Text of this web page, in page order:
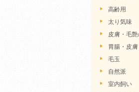
高齢用
太り気味
皮膚・毛
胃腸・皮膚
毛玉
自然派
室内飼い